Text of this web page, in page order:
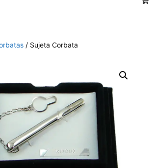
/ Sujeta Corbata